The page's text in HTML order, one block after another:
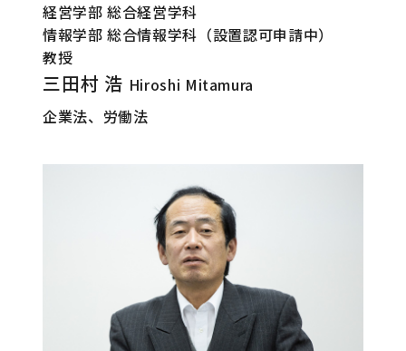
経営学部 総合経営学科
情報学部 総合情報学科（設置認可申請中）
教授
三田村 浩 Hiroshi Mitamura
企業法、労働法